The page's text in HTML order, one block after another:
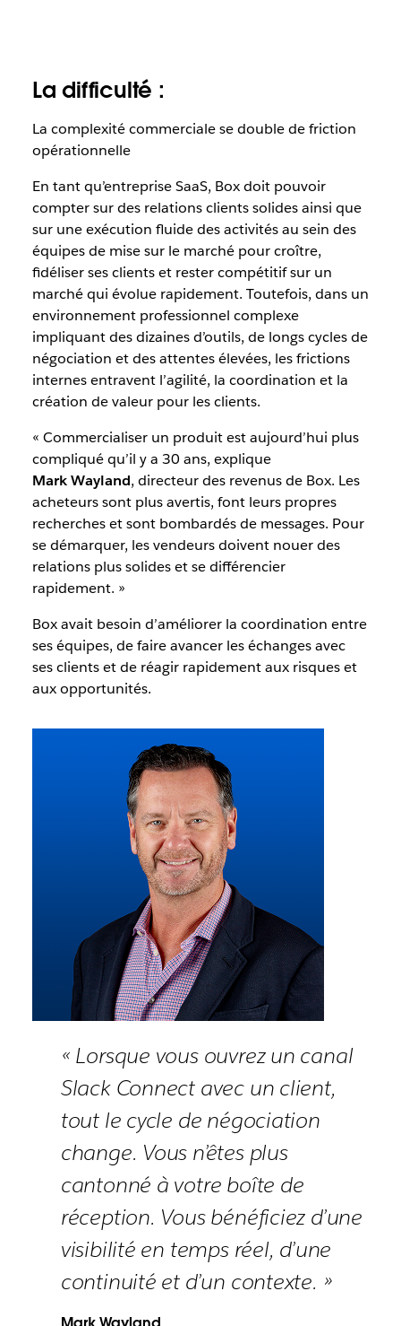
La difficulté :
La complexité commerciale se double de friction
opérationnelle
En tant qu’entreprise SaaS, Box doit pouvoir
compter sur des relations clients solides ainsi que
sur une exécution fluide des activités au sein des
équipes de mise sur le marché pour croître,
fidéliser ses clients et rester compétitif sur un
marché qui évolue rapidement. Toutefois, dans un
environnement professionnel complexe
impliquant des dizaines d’outils, de longs cycles de
négociation et des attentes élevées, les frictions
internes entravent l’agilité, la coordination et la
création de valeur pour les clients.
« Commercialiser un produit est aujourd’hui plus
compliqué qu’il y a 30 ans, explique
Mark Wayland, directeur des revenus de Box. Les
acheteurs sont plus avertis, font leurs propres
recherches et sont bombardés de messages. Pour
se démarquer, les vendeurs doivent nouer des
relations plus solides et se différencier
rapidement. »
Box avait besoin d’améliorer la coordination entre
ses équipes, de faire avancer les échanges avec
ses clients et de réagir rapidement aux risques et
aux opportunités.
« Lorsque vous ouvrez un canal
Slack Connect avec un client,
tout le cycle de négociation
change. Vous n’êtes plus
cantonné à votre boîte de
réception. Vous bénéficiez d’une
visibilité en temps réel, d’une
continuité et d’un contexte. »